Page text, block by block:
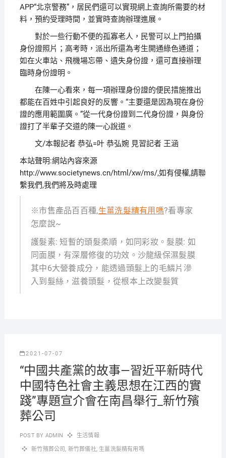
APP“北京警務”，居民們還可以實現網上查詢所需要的材
料，預約受理時間，並實時查詢辦理進展。
對於一些行動不便的孤寡老人，民警可以上門拍攝
身份證照片；高考時，派出所還為考生開通綠色通道；
如在火車站、飛機場忘帶、遺失身份證，還可直接辦理
臨時身份證明。
在陳一心看來，每一項辦理身份證的便民措施推出
都能在百姓中引起良好的反響。“主要還是因為現在身份
證的應用範圍廣。”從一代身份證到二代身份證，與身份
證打了半輩子交道的陳一心說道。
文/本報記者 恭弘=叶 恭弘婉 見習記者 王涵
本站聲明:網站內容來源
http://www.societynews.cn/html/xw/ms/,如有侵權,請聯
繫我們,我們將及時處理
※市售產品百百種,生薑洗髮精有用嗎?看專家
怎麼說~
護髮素: 短暫的頭髮柔順，如同彩妝。髮膜: 如
同面膜，有深層修復的功效。沙龍級保濕髮膜
其中6大營養成分，能透過頭髮上的毛鱗片滲
入到髮絲，滋養頭髮，從根本上改變髮質
2021-07-07
“中國共產黨的故事—習近平新時代
中國特色社會主義思想在江西的實
踐”專題宣介會在南昌舉行_新竹殯
葬公司
POST BY ADMIN 生活情報
新竹殯葬公司 新竹葬儀社, 生薑洗髮精有用嗎